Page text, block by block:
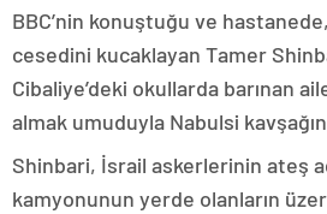
BBC’nin konuştuğu ve
cesedini kucaklayan Tamer
Cibaliye’deki okullarda barınan
almak umuduyla Nabulsi
Shinbari, İsrail askerlerinin ateş
kamyonunun yerde olanların